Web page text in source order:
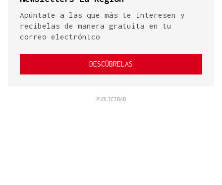
Apúntate a las que más te interesen y
recíbelas de manera gratuita en tu
correo electrónico
DESCÚBRELAS